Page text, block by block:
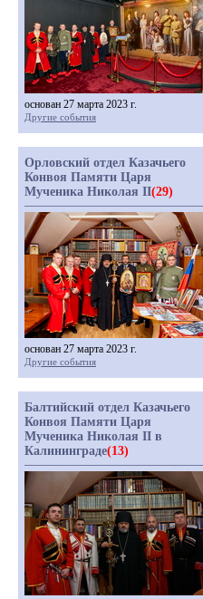
основан 27 марта 2023 г.
Другие события
Орловский отдел Казачьего
Конвоя Памяти Царя
Мученика Николая II(29)
основан 27 марта 2023 г.
Другие события
Балтийский отдел Казачьего
Конвоя Памяти Царя
Мученика Николая II в
Калининграде(13)